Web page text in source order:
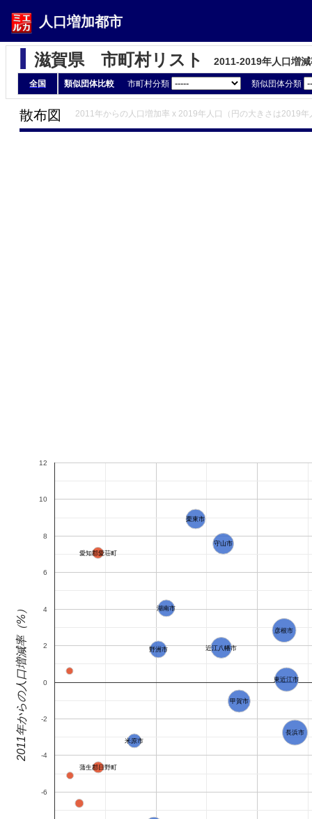
人口増加都市
滋賀県 市町村リスト 2011-2019年人口増
全国 類似団体比較 市町村分類 類似団体分類
散布図 2011年からの人口増加率 x 2019年人口（円の大きさは2019年
長浜市
彦根市
東近江市
甲賀市
守山市
近江八幡市
栗東市
湖南市
野洲市
米原市
愛知郡愛荘町
蒲生郡日野町
-6
-4
-2
0
2
4
6
8
10
12
2011年からの人口増減率（%）